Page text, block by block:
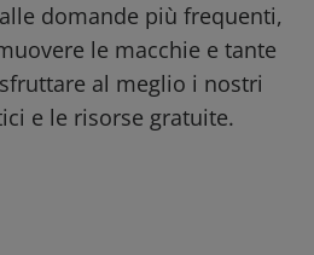
domande più frequenti,
le macchie e tante
al meglio i nostri
e le risorse gratuite.